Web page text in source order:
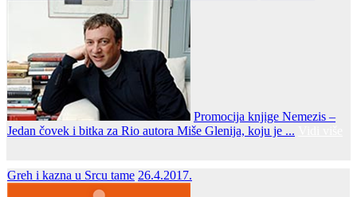
Promocija knjige Nemezis –
Jedan čovek i bitka za Rio autora Miše Glenija, koju je ...
Greh i kazna u Srcu tame 26.4.2017.